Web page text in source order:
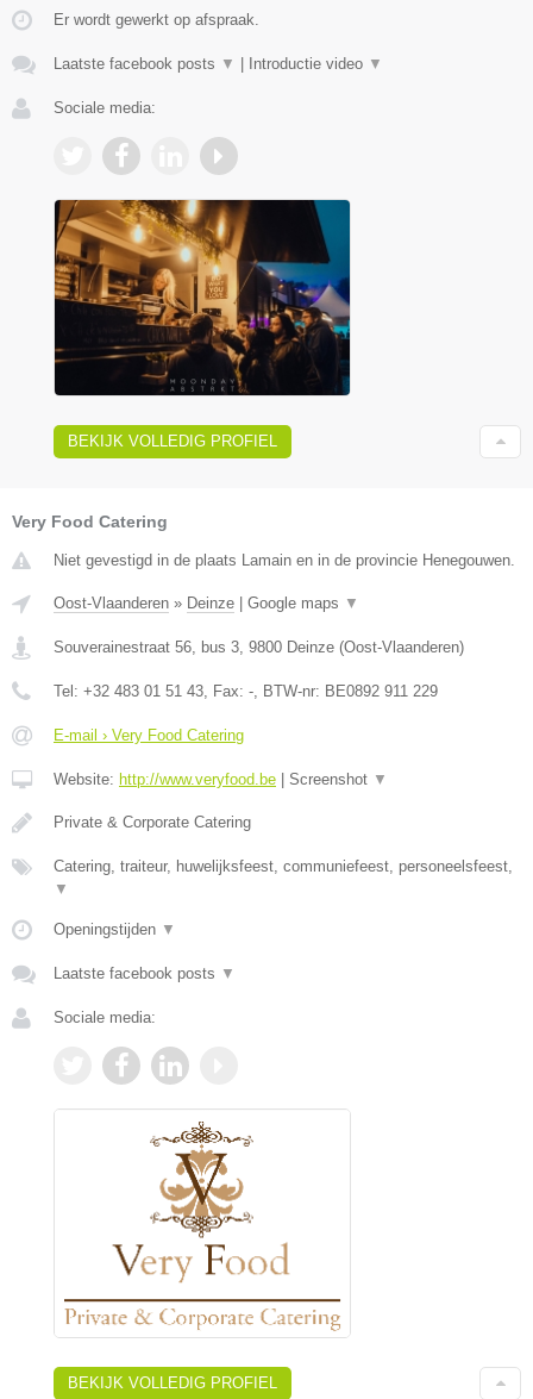
Er wordt gewerkt op afspraak.
Laatste facebook posts ▼ Introductie video ▼
Sociale media:
BEKIJK VOLLEDIG PROFIEL
Very Food Catering
Niet gevestigd in de plaats Lamain en in de provincie Henegouwen.
Oost-Vlaanderen » Deinze Google maps ▼
Souverainestraat 56, bus 3, 9800 Deinze (Oost-Vlaanderen)
Tel: +32 483 01 51 43, Fax: -, BTW-nr: BE0892 911 229
E-mail › Very Food Catering
Website: http://www.veryfood.be Screenshot ▼
Private & Corporate Catering
Catering, traiteur, huwelijksfeest, communiefeest, personeelsfeest,
▼
Openingstijden ▼
Laatste facebook posts ▼
Sociale media:
BEKIJK VOLLEDIG PROFIEL